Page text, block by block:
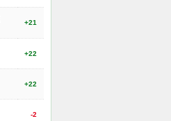
+21
+22
+22
-2